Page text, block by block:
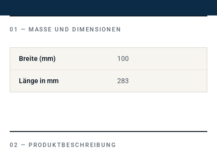
MASSE UND DIMENSIONEN
Breite (mm) 100
Länge in mm 283
PRODUKTBESCHREIBUNG